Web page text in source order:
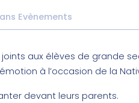
Evènements
aux élèves de grande
à l’occasion de la
devant leurs parents.